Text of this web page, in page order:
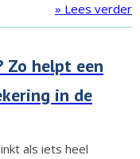
» Lees verder
Zo helpt een
in de
als iets heel